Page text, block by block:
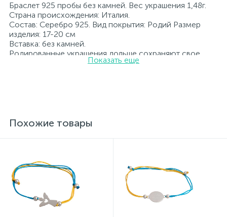
Браслет 925 пробы без камней. Вес украшения 1,48г.
Страна происхождения: Италия.
Состав: Серебро 925. Вид покрытия: Родий Размер
изделия: 17-20 см
Вставка: без камней.
Родированные украшения дольше сохраняют свое
первоначальное состояние, а именно цвет и блеск
прилагаются бирка с указанием всех
параметров.*Цвета изделий на сайте могут
Показать еще
Похожие товары